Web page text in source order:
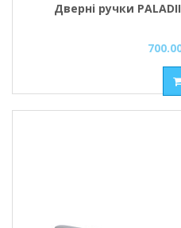
Дверні ручки